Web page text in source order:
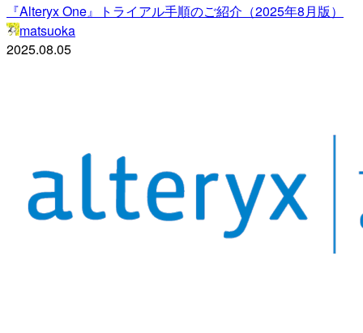
『Alteryx One』トライアル手順のご紹介（2025年8月版）
matsuoka
2025.08.05